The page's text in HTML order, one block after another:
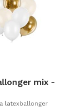
mix -
latexballonger